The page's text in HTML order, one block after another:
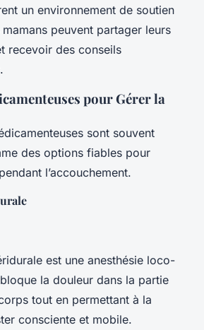
un environnement de soutien
peuvent partager leurs
recevoir des conseils
pour Gérer la
sont souvent
des options fiables pour
l’accouchement.
est une anesthésie loco-
la douleur dans la partie
tout en permettant à la
consciente et mobile.